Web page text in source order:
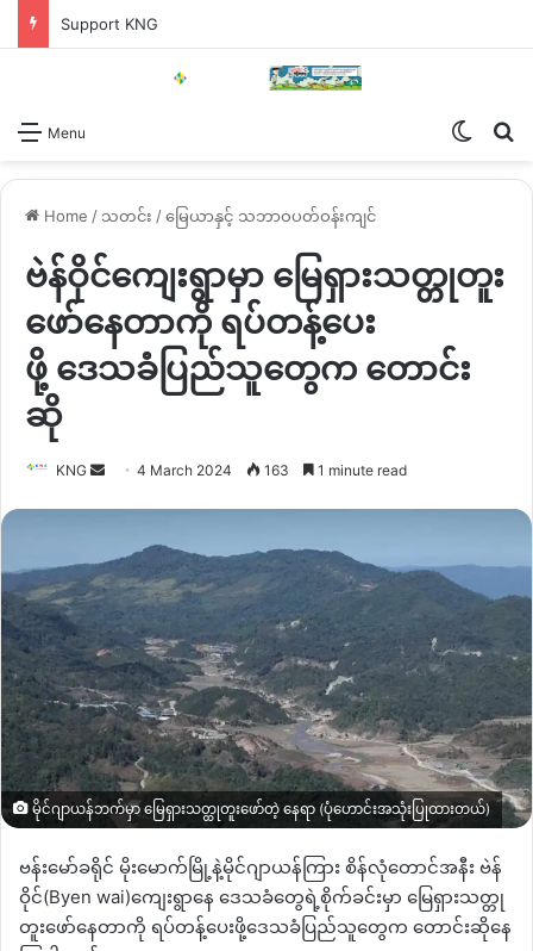
Support KNG
Menu
Home / သတင်း /မြေယာနှင့် သဘာဝပတ်ဝန်းကျင်
ဗဲန်ဝိုင်ကျေးရွာမှာ မြေရှားသတ္တုတူး
ဖော်နေတာကို ရပ်တန့်ပေး
ဖို့ ဒေသခံပြည်သူတွေက တောင်း
ဆို
KNG
Send4 March 2024 163 1 minute read
မိုင်ဂျာယန်ဘက်မှာ မြေရှားသတ္ထုတူးဖော်တဲ့ နေရာ (ပုံဟောင်းအသုံးပြုထားတယ်)
ဗန်းမော်ခရိုင် မိုးမောက်မြို့နဲ့မိုင်ဂျာယန်ကြား စိန်လုံတောင်အနီး ဗဲန်
ဝိုင်(Byen wai)ကျေးရွာနေ ဒေသခံတွေရဲ့စိုက်ခင်းမှာ မြေရှားသတ္တု
တူးဖော်နေတာကို ရပ်တန့်ပေးဖို့ဒေသခံပြည်သူတွေက တောင်းဆိုနေ